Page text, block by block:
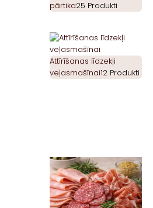
pārtika25 Produkti
Attīrīšanas līdzekļi
veļasmašīnai12 Produkti